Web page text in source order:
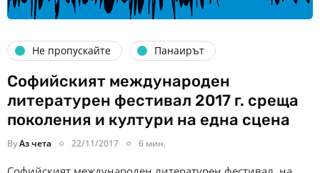
Не пропускайте Панаирът
Софийският международен
литературен фестивал 2017 г. среща
поколения и култури на една сцена
ByАз чета 22/11/2017 6 мин.